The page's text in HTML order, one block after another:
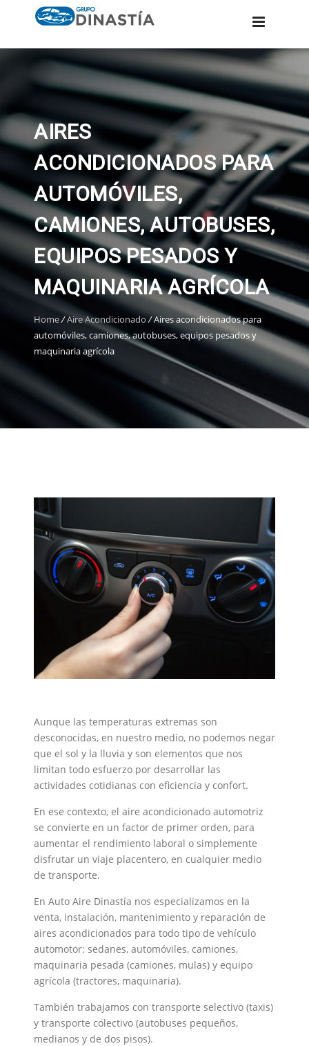
AIRES
ACONDICIONADOS PARA
AUTOMÓVILES,
CAMIONES, AUTOBUSES,
EQUIPOS PESADOS Y
MAQUINARIA AGRÍCOLA
Home/Aire Acondicionado/Aires acondicionados para
automóviles, camiones, autobuses, equipos pesados y
maquinaria agrícola
Aunque las temperaturas extremas son
desconocidas, en nuestro medio, no podemos negar
que el sol y la lluvia y son elementos que nos
limitan todo esfuerzo por desarrollar las
actividades cotidianas con eficiencia y confort.
En ese contexto, el aire acondicionado automotriz
se convierte en un factor de primer orden, para
aumentar el rendimiento laboral o simplemente
disfrutar un viaje placentero, en cualquier medio
de transporte.
En Auto Aire Dinastía nos especializamos en la
venta, instalación, mantenimiento y reparación de
aires acondicionados para todo tipo de vehículo
automotor: sedanes, automóviles, camiones,
maquinaria pesada (camiones, mulas) y equipo
agrícola (tractores, maquinaria).
También trabajamos con transporte selectivo (taxis)
y transporte colectivo (autobuses pequeños,
medianos y de dos pisos).